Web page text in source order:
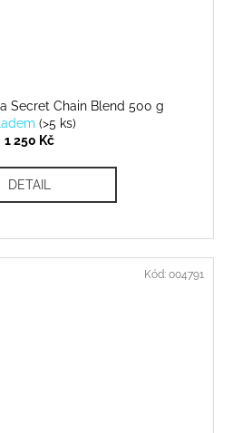
Secret Chain Blend 500 g
(>5 ks)
1 250 Kč
DETAIL
Kód: 004791